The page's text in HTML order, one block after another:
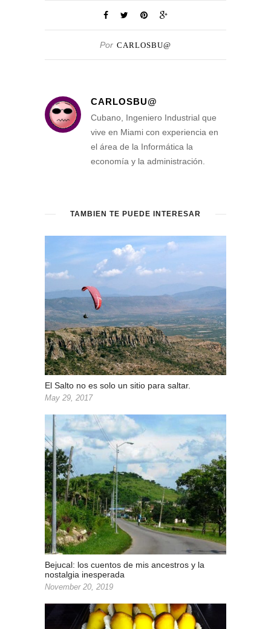
Por CARLOSBU@
CARLOSBU@
Cubano, Ingeniero Industrial que
vive en Miami con experiencia en
el área de la Informática la
economía y la administración.
TAMBIEN TE PUEDE INTERESAR
El Salto no es solo un sitio para saltar.
May 29, 2017
Bejucal: los cuentos de mis ancestros y la
nostalgia inesperada
November 20, 2019